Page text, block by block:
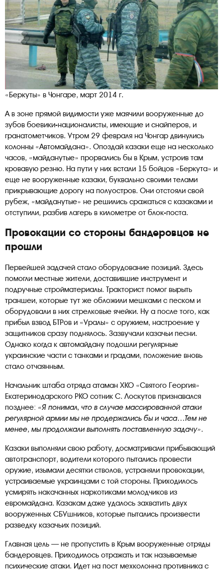
«Беркуты» в Чонгаре, март 2014 г.
А в зоне прямой видимости уже маячили вооруженные до
зубов боевики-националисты, имеющие и снайперов, и
гранатометчиков. Утром 29 февраля на Чонгар двинулись
колонны «Автомайдана». Опоздай казаки еще на несколько
часов, «майданутые» прорвались бы в Крым, устроив там
кровавую резню. На пути у них встали 15 бойцов «Беркута» и
еще не вооруженные казаки, буквально своими телами
прикрывающие дорогу на полуостров. Они отстояли свой
рубеж, «майданутые» не решились сражаться с казаками и
отступили, разбив лагерь в километре от блок-поста.
Провокации со стороны бандеровцов не
прошли
Первейшей задачей стало оборудование позиций. Здесь
помогли местные жители, доставившие инструмент и
подручные стройматериалы. Тракторист помог вырыть
траншеи, которые тут же обложили мешками с песком и
оборудовали в них стрелковые ячейки. Ну а после того, как
прибыл взвод БТРов и «Уралы» с оружием, настроение у
защитников сразу поднялось. Зазвучали казачьи песни.
Однако когда к автомайдану подошли регулярные
украинские части с танками и градами, положение вновь
стало отчаянным.
Начальник штаба отряда атаман ХКО «Святого Георгия»
Екатеринодарского РКО сотник С. Лоскутов признавался
позднее: «Я понимал, что в случае массированной атаки
регулярной армии мы не продержались бы и часа…Тем не
менее, мы продолжали выполнять поставленную задачу».
Казаки выполняли свою работу, досматривали прибывающий
автотранспорт, водители которого пытались провести
оружие, изымали десятки стволов, устраняли провокации,
устраиваемые украинцами с той стороны. Приходилось
усмирять накачанных наркотиками молодчиков из
евромайдана. Казакам даже удалось захватить двух
вооруженных СБУшников, которые пытались произвести
разведку казачьих позиций.
Главная цель — не пропустить в Крым вооруженные отряды
бандеровцев. Приходилось отражать и так называемые
психические атаки. Идет на пост мехколонна противника с